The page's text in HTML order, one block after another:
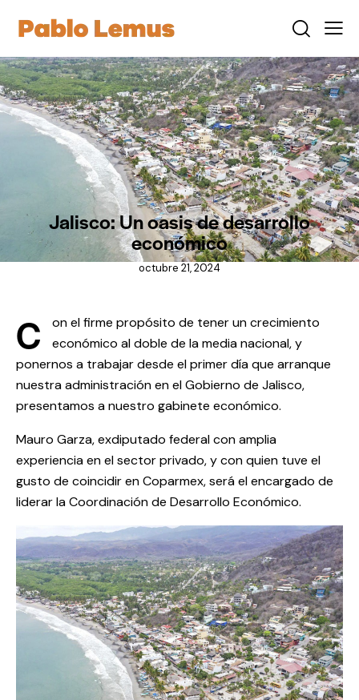
NOTICIAS
Jalisco: Un oasis de desarrollo
económico
octubre 21, 2024
C
on el firme propósito de tener un crecimiento
económico al doble de la media nacional, y
ponernos a trabajar desde el primer día que arranque
nuestra administración en el Gobierno de Jalisco,
presentamos a nuestro gabinete económico.
Mauro Garza, exdiputado federal con amplia
experiencia en el sector privado, y con quien tuve el
gusto de coincidir en Coparmex, será el encargado de
liderar la Coordinación de Desarrollo Económico.